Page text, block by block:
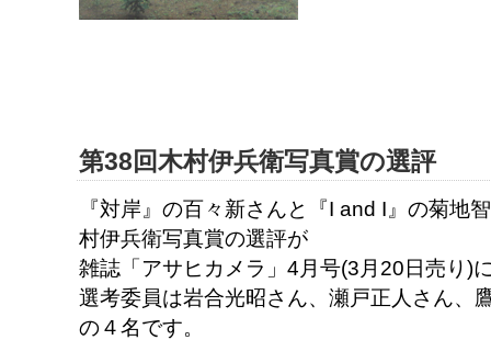
第38回木村伊兵衛写真賞の選評
『対岸』の百々新さんと『I and I』の菊地
村伊兵衛写真賞の選評が
雑誌「アサヒカメラ」4月号(3月20日売り)
選考委員は岩合光昭さん、瀬戸正人さん、
の４名です。